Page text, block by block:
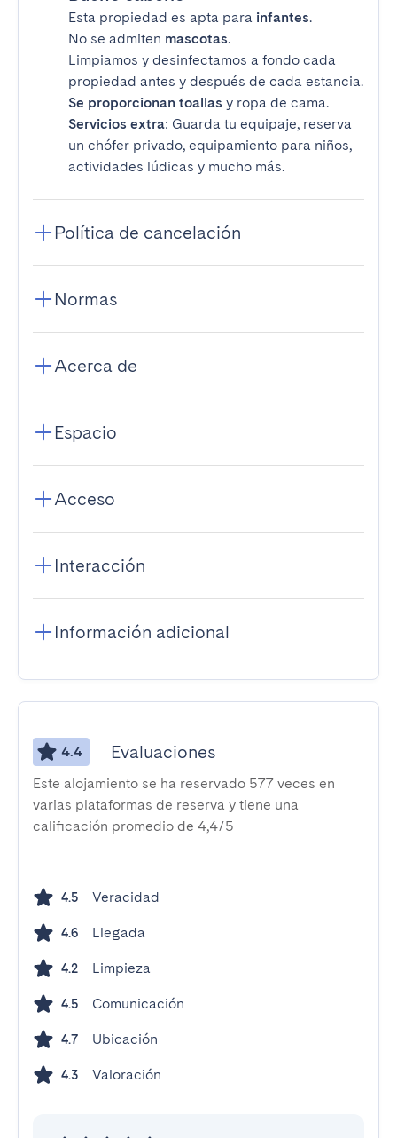
Esta propiedad es apta para infantes.
No se admiten mascotas.
Limpiamos y desinfectamos a fondo cada
propiedad antes y después de cada estancia.
Se proporcionan toallas y ropa de cama.
Servicios extra: Guarda tu equipaje, reserva
un chófer privado, equipamiento para niños,
actividades lúdicas y mucho más.
Política de cancelación
Normas
Acerca de
Espacio
Acceso
Interacción
Información adicional
4.4 Evaluaciones
Este alojamiento se ha reservado 577 veces en
varias plataformas de reserva y tiene una
calificación promedio de 4,4/5
4.5 Veracidad
4.6 Llegada
4.2 Limpieza
4.5 Comunicación
4.7 Ubicación
4.3 Valoración